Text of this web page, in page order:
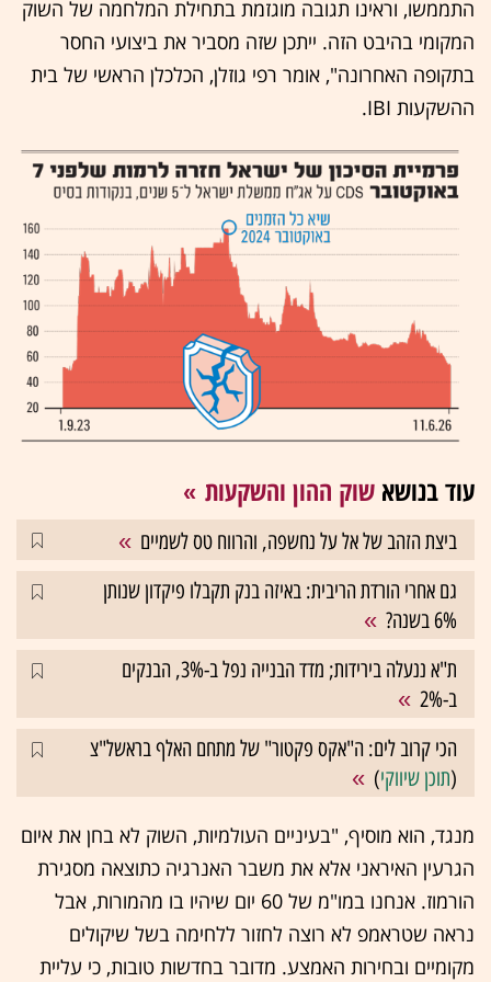
התממשו, וראינו תגובה מוגזמת בתחילת המלחמה של השוק
המקומי בהיבט הזה. ייתכן שזה מסביר את ביצועי החסר
בתקופה האחרונה", אומר רפי גוזלן, הכלכלן הראשי של בית
ההשקעות IBI.
עוד בנושא שוק ההון והשקעות
ביצת הזהב של אל על נחשפה, והרווח טס לשמיים
גם אחרי הורדת הריבית: באיזה בנק תקבלו פיקדון שנותן
6% בשנה?
ת"א ננעלה בירידות; מדד הבנייה נפל ב-3%, הבנקים
ב-2%
הכי קרוב לים: ה"אקס פקטור" של מתחם האלף בראשל"צ
(תוכן שיווקי)
מנגד, הוא מוסיף, "בעיניים העולמיות, השוק לא בחן את איום
הגרעין האיראני אלא את משבר האנרגיה כתוצאה מסגירת
הורמוז. אנחנו במו"מ של 60 יום שיהיו בו מהמורות, אבל
נראה שטראמפ לא רוצה לחזור ללחימה בשל שיקולים
מקומיים ובחירות האמצע. מדובר בחדשות טובות, כי עליית